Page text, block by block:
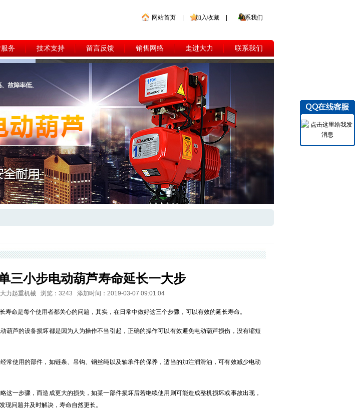
网站首页 加入收藏 联系我们
务 技术支持 留言反馈 销售网络 走进大力 联系我们
三小步电动葫芦寿命延长一大步
力起重机械 浏览：3243 添加时间：2019-03-07 09:01:04
寿命是每个使用者都关心的问题，其实，在日常中做好这三个步骤，可以有效的延长寿命。
葫芦的设备损坏都是因为人为操作不当引起，正确的操作可以有效避免电动葫芦损伤，没有缩短
常使用的部件，如链条、吊钩、钢丝绳以及轴承件的保养，适当的加注润滑油，可有效减少电动
这一步骤，而造成更大的损失，如某一部件损坏后若继续使用则可能造成整机损坏或事故出现，
现问题并及时解决，寿命自然更长。